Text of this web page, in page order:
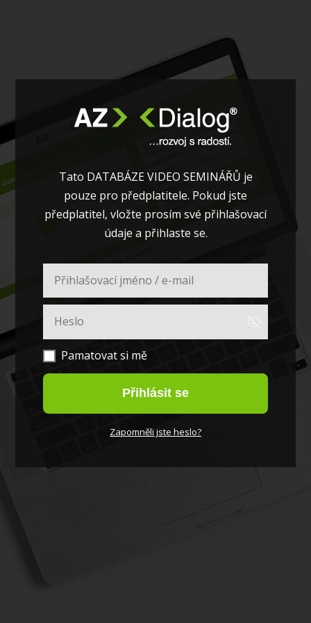
Tato DATABÁZE VIDEO SEMINÁŘŮ je
pouze pro předplatitele. Pokud jste
předplatitel, vložte prosím své přihlašovací
údaje a přihlaste se.
Pamatovat si mě
Přihlásit se
Zapomněli jste heslo?